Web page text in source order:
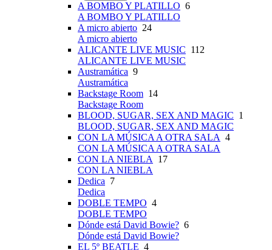
A BOMBO Y PLATILLO 6
A BOMBO Y PLATILLO
A micro abierto 24
A micro abierto
ALICANTE LIVE MUSIC 112
ALICANTE LIVE MUSIC
Austramática 9
Austramática
Backstage Room 14
Backstage Room
BLOOD, SUGAR, SEX AND MAGIC 1
BLOOD, SUGAR, SEX AND MAGIC
CON LA MÚSICA A OTRA SALA 4
CON LA MÚSICA A OTRA SALA
CON LA NIEBLA 17
CON LA NIEBLA
Dedica 7
Dedica
DOBLE TEMPO 4
DOBLE TEMPO
Dónde está David Bowie? 6
Dónde está David Bowie?
EL 5º BEATLE 4